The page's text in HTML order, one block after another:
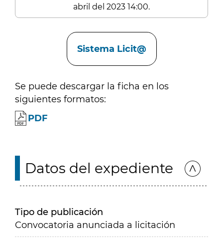
abril del 2023 14:00.
Sistema Licit@
Se puede descargar la ficha en los
siguientes formatos:
PDF
Datos del expediente
Tipo de publicación
Convocatoria anunciada a licitación